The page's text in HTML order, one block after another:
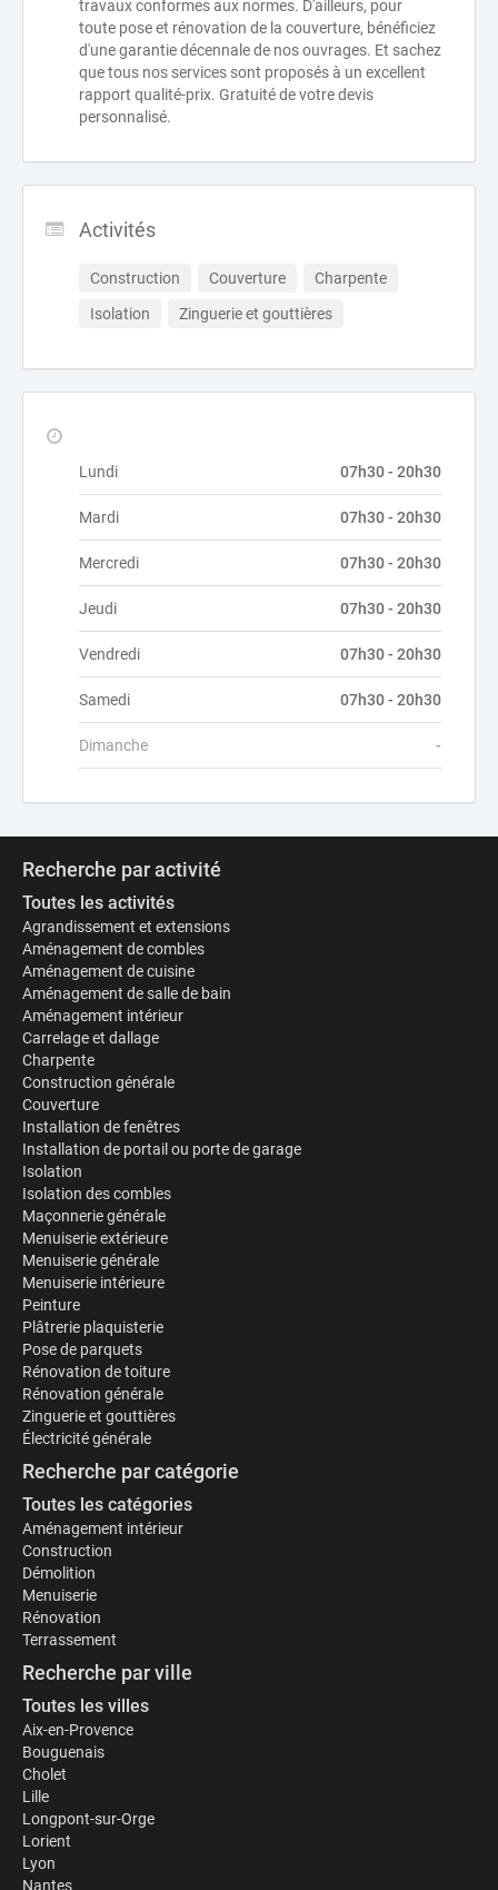
travaux conformes aux normes. D'ailleurs, pour
toute pose et rénovation de la couverture, bénéficiez
d'une garantie décennale de nos ouvrages. Et sachez
que tous nos services sont proposés à un excellent
rapport qualité-prix. Gratuité de votre devis
personnalisé.
Activités
Construction Couverture
Charpente
Isolation
Zinguerie et gouttières
Lundi 07h30 - 20h30
Mardi 07h30 - 20h30
Mercredi 07h30 - 20h30
Jeudi 07h30 - 20h30
Vendredi 07h30 - 20h30
Samedi 07h30 - 20h30
Dimanche -
Recherche par activité
Toutes les activités
Agrandissement et extensions
Aménagement de combles
Aménagement de cuisine
Aménagement de salle de bain
Aménagement intérieur
Carrelage et dallage
Charpente
Construction générale
Couverture
Installation de fenêtres
Installation de portail ou porte de garage
Isolation
Isolation des combles
Maçonnerie générale
Menuiserie extérieure
Menuiserie générale
Menuiserie intérieure
Peinture
Plâtrerie plaquisterie
Pose de parquets
Rénovation de toiture
Rénovation générale
Zinguerie et gouttières
Électricité générale
Recherche par catégorie
Toutes les catégories
Aménagement intérieur
Construction
Démolition
Menuiserie
Rénovation
Terrassement
Recherche par ville
Toutes les villes
Aix-en-Provence
Bouguenais
Cholet
Lille
Longpont-sur-Orge
Lorient
Lyon
Nantes